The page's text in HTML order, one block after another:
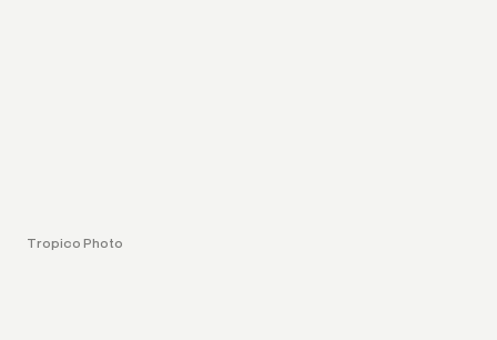
Tropico Photo